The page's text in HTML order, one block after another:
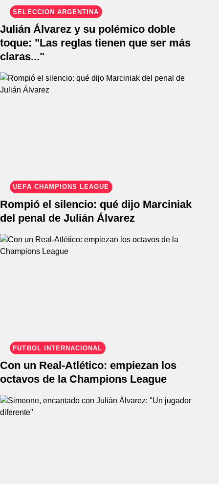
SELECCIÓN ARGENTINA
Julián Álvarez y su polémico doble
toque: "Las reglas tienen que ser más
claras..."
UEFA CHAMPIONS LEAGUE
Rompió el silencio: qué dijo Marciniak
del penal de Julián Álvarez
FÚTBOL INTERNACIONAL
Con un Real-Atlético: empiezan los
octavos de la Champions League